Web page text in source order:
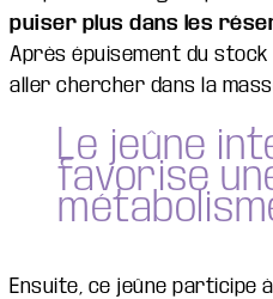
puiser plus dans les
Après épuisement du
aller chercher dans la
Le jeûne
favorise
Ensuite, ce jeûne participe